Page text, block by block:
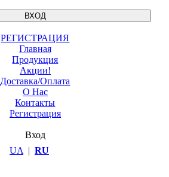
РЕГИСТРАЦИЯ
Главная
Продукция
Акции!
Доставка/Оплата
О Нас
Контакты
Регистрация
Вход
UA | RU